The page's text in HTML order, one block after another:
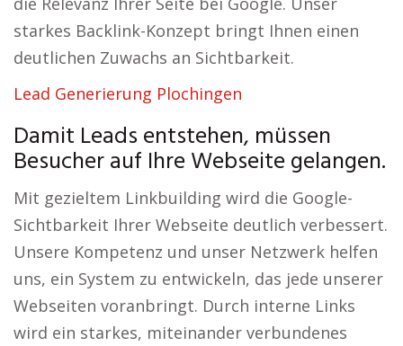
starkes Backlink-Konzept bringt Ihnen einen
deutlichen Zuwachs an Sichtbarkeit.
Lead Generierung Plochingen
Damit Leads entstehen, müssen
Besucher auf Ihre Webseite gelangen.
Mit gezieltem Linkbuilding wird die Google-
Sichtbarkeit Ihrer Webseite deutlich verbessert.
Unsere Kompetenz und unser Netzwerk helfen
uns, ein System zu entwickeln, das jede unserer
Webseiten voranbringt. Durch interne Links
wird ein starkes, miteinander verbundenes